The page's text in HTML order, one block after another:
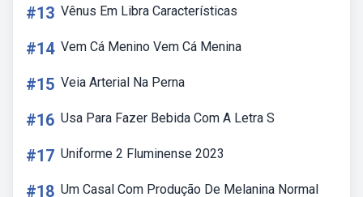
#13 Vênus Em Libra Características
#14 Vem Cá Menino Vem Cá Menina
#15 Veia Arterial Na Perna
#16 Usa Para Fazer Bebida Com A Letra S
#17 Uniforme 2 Fluminense 2023
#18 Um Casal Com Produção De Melanina Normal